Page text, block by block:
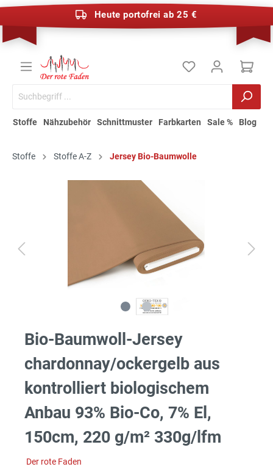
Heute portofrei ab 25 €
Stoffe Nähzubehör Schnittmuster Farbkarten Sale % Blog
Stoffe Stoffe A-Z Jersey Bio-Baumwolle
Bio-Baumwoll-Jersey
chardonnay/ockergelb aus
kontrolliert biologischem
Anbau 93% Bio-Co, 7% El,
150cm, 220 g/m² 330g/lfm
Der rote Faden